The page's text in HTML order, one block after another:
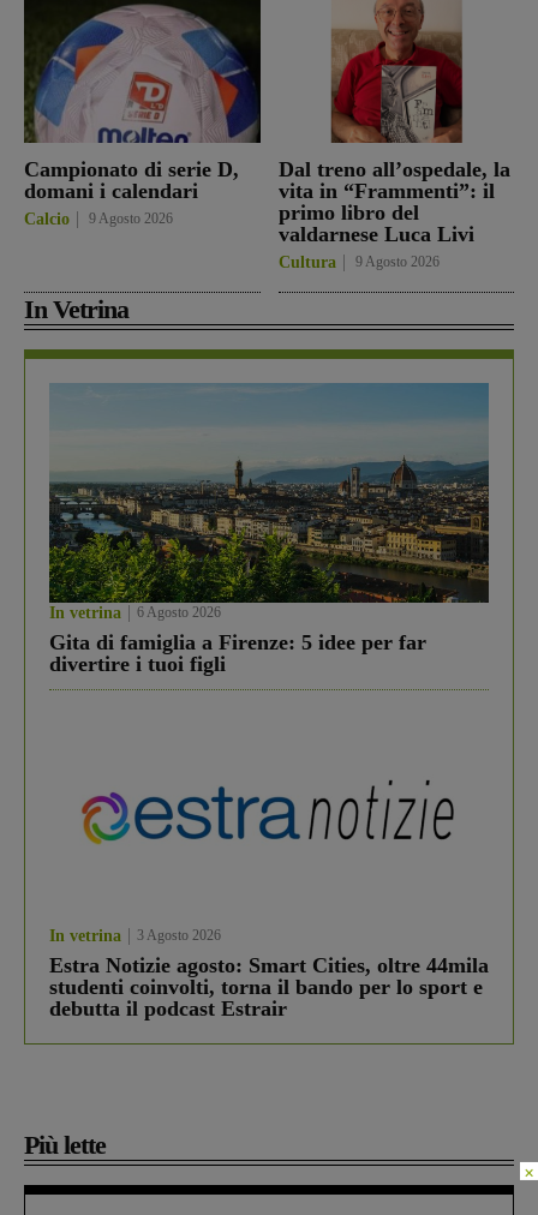
Campionato di serie D,
domani i calendari
Calcio 9 Agosto 2026
Dal treno all’ospedale, la
vita in “Frammenti”: il
primo libro del
valdarnese Luca Livi
Cultura 9 Agosto 2026
In Vetrina
In vetrina 6 Agosto 2026
Gita di famiglia a Firenze: 5 idee per far
divertire i tuoi figli
In vetrina 3 Agosto 2026
Estra Notizie agosto: Smart Cities, oltre 44mila
studenti coinvolti, torna il bando per lo sport e
debutta il podcast Estrair
Più lette
×